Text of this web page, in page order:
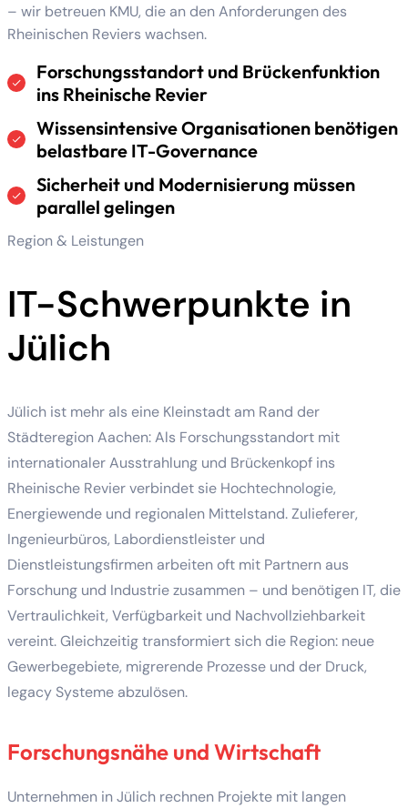
– wir betreuen KMU, die an den Anforderungen des
Rheinischen Reviers wachsen.
Forschungsstandort und Brückenfunktion
ins Rheinische Revier
Wissensintensive Organisationen benötigen
belastbare IT-Governance
Sicherheit und Modernisierung müssen
parallel gelingen
Region & Leistungen
IT-Schwerpunkte in
Jülich
Jülich ist mehr als eine Kleinstadt am Rand der
Städteregion Aachen: Als Forschungsstandort mit
internationaler Ausstrahlung und Brückenkopf ins
Rheinische Revier verbindet sie Hochtechnologie,
Energiewende und regionalen Mittelstand. Zulieferer,
Ingenieurbüros, Labordienstleister und
Dienstleistungsfirmen arbeiten oft mit Partnern aus
Forschung und Industrie zusammen – und benötigen IT, die
Vertraulichkeit, Verfügbarkeit und Nachvollziehbarkeit
vereint. Gleichzeitig transformiert sich die Region: neue
Gewerbegebiete, migrerende Prozesse und der Druck,
legacy Systeme abzulösen.
Forschungsnähe und Wirtschaft
Unternehmen in Jülich rechnen Projekte mit langen